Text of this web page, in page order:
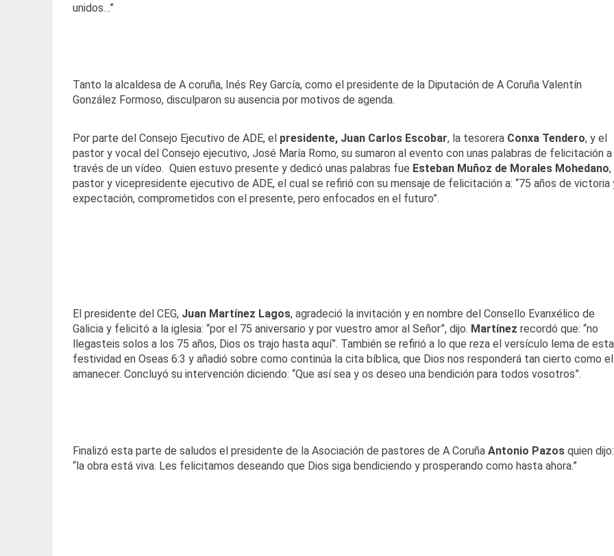
unidos…”
Tanto la alcaldesa de A coruña, Inés Rey García, como el presidente de la Diputación de A Coruña Valentín
González Formoso, disculparon su ausencia por motivos de agenda.
Por parte del Consejo Ejecutivo de ADE, el presidente, Juan Carlos Escobar, la tesorera Conxa Tendero, y el
pastor y vocal del Consejo ejecutivo, José María Romo, su sumaron al evento con unas palabras de felicitación a
través de un vídeo. Quien estuvo presente y dedicó unas palabras fue Esteban Muñoz de Morales Mohedano,
pastor y vicepresidente ejecutivo de ADE, el cual se refirió con su mensaje de felicitación a: “75 años de victoria
expectación, comprometidos con el presente, pero enfocados en el futuro”.
El presidente del CEG, Juan Martínez Lagos, agradeció la invitación y en nombre del Consello Evanxélico de
Galicia y felicitó a la iglesia: “por el 75 aniversario y por vuestro amor al Señor”, dijo. Martínez recordó que: “no
llegasteis solos a los 75 años, Dios os trajo hasta aquí”. También se refirió a lo que reza el versículo lema de esta
festividad en Oseas 6:3 y añadió sobre como continúa la cita bíblica, que Dios nos responderá tan cierto como el
amanecer. Concluyó su intervención diciendo: “Que así sea y os deseo una bendición para todos vosotros”.
Finalizó esta parte de saludos el presidente de la Asociación de pastores de A Coruña Antonio Pazosquien dijo:
“la obra está viva. Les felicitamos deseando que Dios siga bendiciendo y prosperando como hasta ahora.”